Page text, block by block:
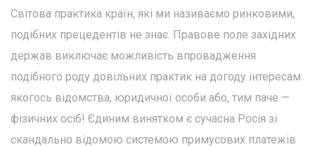
Світова практика країн, які ми називаємо ринковими,
подібних прецедентів не знає. Правове поле західних
держав виключає можливість впровадження
подібного роду довільних практик на догоду інтересам
якогось відомства, юридичної особи або, тим паче —
фізичних осіб! Єдиним винятком є ​​сучасна Росія зі
скандально відомою системою примусових платежів